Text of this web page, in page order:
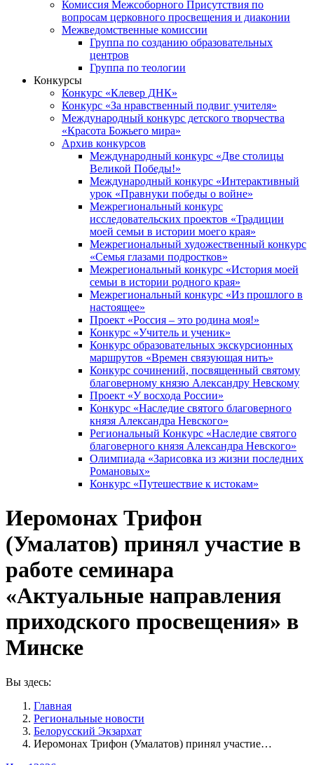
Комиссия Межсоборного Присутствия по
вопросам церковного просвещения и диаконии
Межведомственные комиссии
Группа по созданию образовательных
центров
Группа по теологии
Конкурсы
Конкурс «Клевер ДНК»
Конкурс «За нравственный подвиг учителя»
Международный конкурс детского творчества
«Красота Божьего мира»
Архив конкурсов
Международный конкурс «Две столицы
Великой Победы!»
Международный конкурс «Интерактивный
урок «Правнуки победы о войне»
Межрегиональный конкурс
исследовательских проектов «Традиции
моей семьи в истории моего края»
Межрегиональный художественный конкурс
«Семья глазами подростков»
Межрегиональный конкурс «История моей
семьи в истории родного края»
Межрегиональный конкурс «Из прошлого в
настоящее»
Проект «Россия – это родина моя!»
Конкурс «Учитель и ученик»
Конкурс образовательных экскурсионных
маршрутов «Времен связующая нить»
Конкурс сочинений, посвященный святому
благоверному князю Александру Невскому
Проект «У восхода России»
Конкурс «Наследие святого благоверного
князя Александра Невского»
Региональный Конкурс «Наследие святого
благоверного князя Александра Невского»
Олимпиада «Зарисовка из жизни последних
Романовых»
Конкурс «Путешествие к истокам»
Иеромонах Трифон
(Умалатов) принял участие в
работе семинара
«Актуальные направления
приходского просвещения» в
Минске
Вы здесь:
Главная
Pегиональные новости
Белорусский Экзархат
Иеромонах Трифон (Умалатов) принял участие…